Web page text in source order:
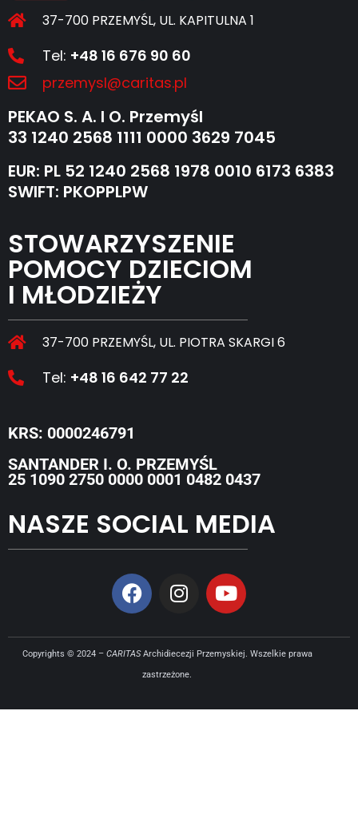
37-700 PRZEMYŚL, UL. KAPITULNA 1
Tel: +48 16 676 90 60
przemysl@caritas.pl
PEKAO S. A. I O. Przemyśl
33 1240 2568 1111 0000 3629 7045
EUR: PL 52 1240 2568 1978 0010 6173 6383
SWIFT: PKOPPLPW
STOWARZYSZENIE
POMOCY DZIECIOM
I MŁODZIEŻY
37-700 PRZEMYŚL, UL. PIOTRA SKARGI 6
Tel: +48 16 642 77 22
KRS: 0000246791
SANTANDER I. O. PRZEMYŚL
25 1090 2750 0000 0001 0482 0437
NASZE SOCIAL MEDIA
Copyrights © 2024 – CARITASArchidiecezji Przemyskiej. Wszelkie prawa
zastrzeżone.